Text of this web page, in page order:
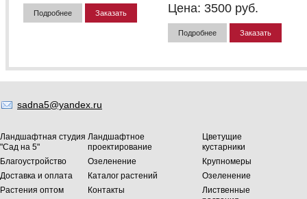
Подробнее Заказать Цена: 3500 руб.
Подробнее Заказать
sadna5@yandex.ru
Ландшафтная студия
"Сад на 5"
Ландшафтное
проектирование
Благоустройство
Озеленение
Доставка и оплата
Каталог растений
Растения оптом
Контакты
Цветущие
кустарники
Крупномеры
Озеленение
Лиственные